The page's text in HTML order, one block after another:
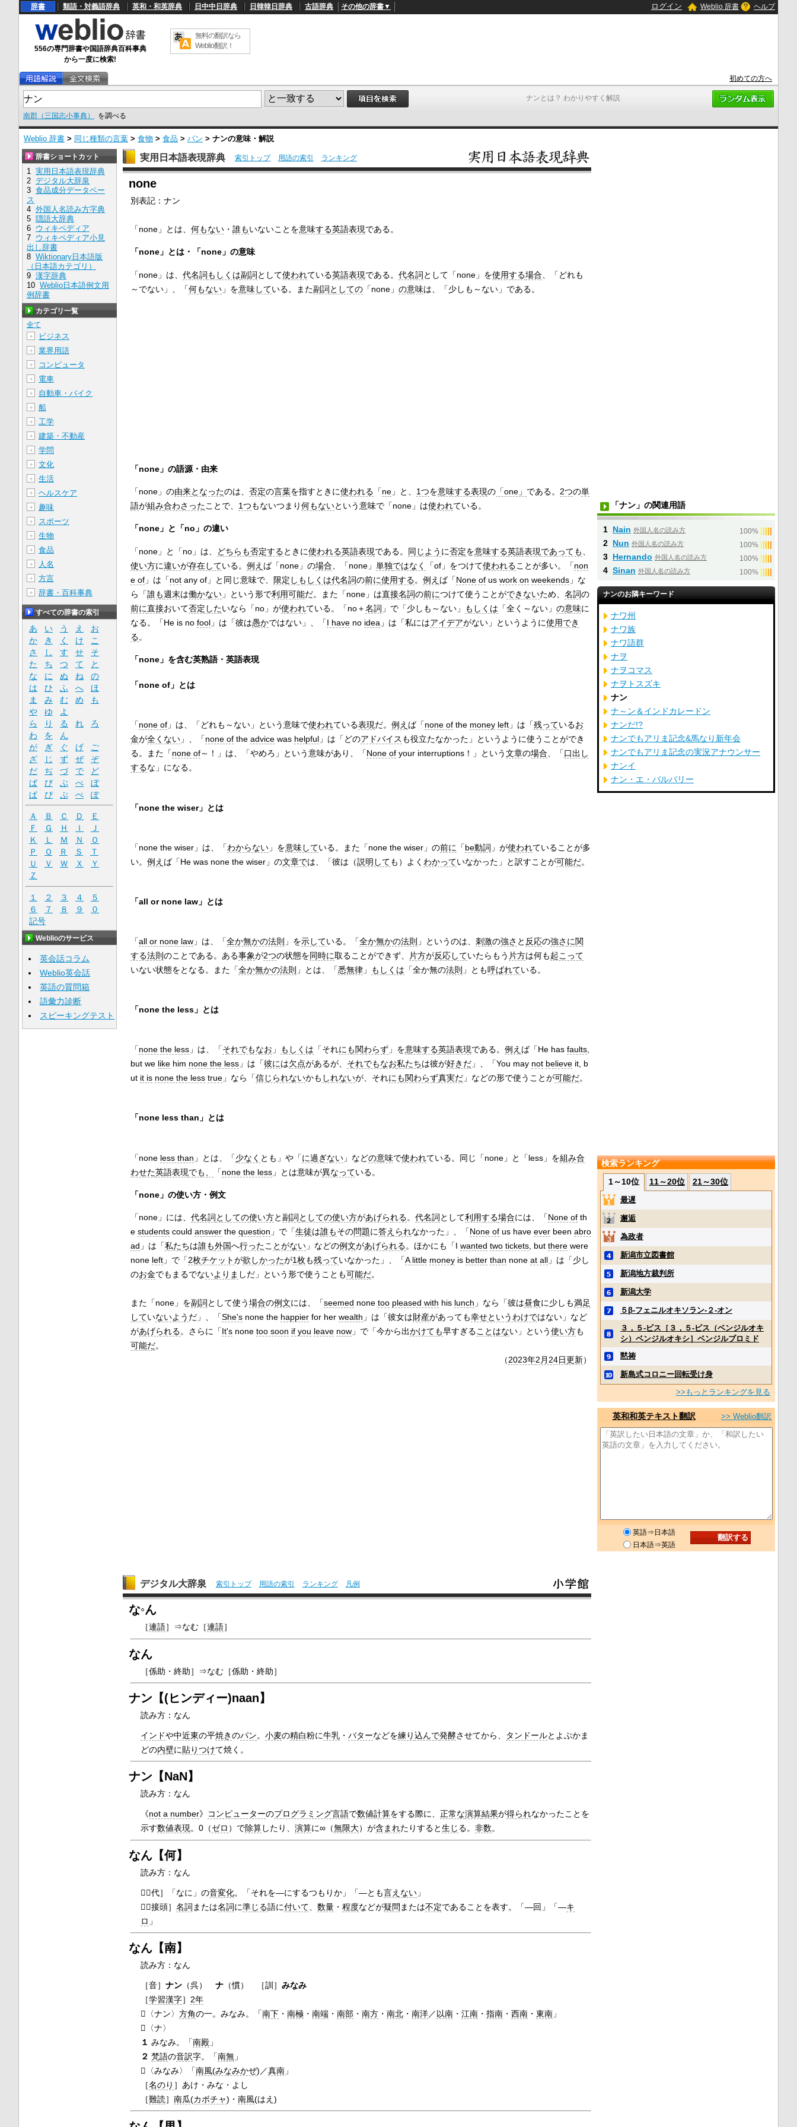
ナンとは？ わかりやすく解説
辞書 類語・対義語辞典 英和・和英辞典 日中中日辞典 日韓韓日辞典 古語辞典 その他の辞書▼ ログイン Weblio 辞書 ヘルプ
556の専門辞書や国語辞典百科事典
から一度に検索!
無料の翻訳なら
Weblio翻訳！
初めての方へ
南郡（三国志小事典） を調べる
Weblio 辞書 > 同じ種類の言葉 > 食物 > 食品 > パン > ナンの意味・解説
U
/
L
:
5
%
実用日本語表現辞典 索引トップ 用語の索引 ランキング
none
別表記： ナン
「none」とは、 何もない・ 誰もいないことを意味する英語表現である。
「none」とは・「none」の意味
「none」は、 代名詞もしくは副詞として使われている英語表現である。 代名詞として「none」を使用する場合 、「どれも
～でない」、「何もない」を意味している。また副詞としての「none」 の意味は、「少しも～ない」である。
「none」の語源・由来
「none」の由来となったのは、 否定の言葉を指すときに使われる 「ne」と、 1つを意味する表現の「one」 である。 2つの単
語が組み合わさったことで、 1つもないつまり何もないという意味で「none」は使われている。
「none」と「no」の違い
「none」と「no」は、 どちらも否定するときに使われる英語表現である。 同じよう に否定を意味する英語表現であっても
使い方に違いが存在している。 例え ば「none」の場合 、「none」 単独ではなく 「of」をつけて使われることが多い。「non
e of」は「notany of」と同じ意味で、 限定し もしくは代名詞の前に使用する。 例え ば「None ofus work on weekends」な
ら「誰も週末は働かない」という形で利用可能だ。また「none」は直接名詞の前につけて使うことができないため、 名詞の
前に直接おいて否定したいなら「no」が使われている。「no＋名詞 」で「少しも～ない」 もしくは 「全く～ない」 の意味に
なる。「He is no fool」は「彼は愚かではない」、「I haveno idea 」は「私にはアイデアがない」というように使用でき
る。
「none」を含む英熟語・英語表現
「none of」とは
「none of」は、「どれも～ない」という意味で使われている表現だ。 例え ば「none ofthe money left」は「残っているお
金が全くない」、「none ofthe advicewas helpful」は「どのアドバイス も役立たなかった」というように使うことができ
る。また「none of～！」は、「やめろ」という意味があり、「None ofyour interruptions！」という文章の場合、「口出し
するな」になる。
「none the wiser」とは
「none the wiser」は、「わからない」を意味している。また「none the wiser」の前に 「be動詞 」が使われていることが多
い。 例え ば「He was none the wiser」の文章では、「彼は（説明しても）よく わかっていなかった」と訳すことが可能だ。
「all or none law」とは
「all or none law」は、「全か無かの法則 」を示している。「全か無かの法則 」というのは、 刺激の強さ と 反応の強さ に関
する法則 のことである。ある事象が2つの状態を同時に取ることができず、 片方が反応していたらもう 片方は何も起こって
いない状態をとなる。また「全か無かの法則 」とは、「悉無律」 もしくは 「全か無の法則 」とも呼ばれている。
「none the less」とは
「none the less」は、「それでもなお 」 もしくは 「それにも関わらず」を意味する英語表現である。 例え ば「He has faults,
but we likehim none the less」は「彼には欠点があるが、 それでもなお私たちは彼が好きだ」、「You may not believeit, b
ut it is none the less true」なら「信じられないかも しれないが、それにも関わらず真実だ」などの形で使うことが可能だ。
「none less than」とは
「none less than 」とは、「少なく とも」や「に過ぎない」などの意味で使われている。同じ「none」と「less」を組み合
わせた英語表現でも、 「none the less」とは意味が異なっている。
「none」の使い方・例文
「none」には、 代名詞としての使い方と副詞としての使い方があげられる。 代名詞として利用する場合には、「None ofth
e studentscould answerthe question 」で「生徒は誰もその問題に答えられなかった」、「None ofus have everbeen abro
ad 」は「私たちは誰も外国へ行ったこ とがない」などの例文があげられる。ほかにも「I wanted two tickets, but therewere
none left」で「2枚チケットが欲しかったが1枚も残っていなかった」、「A little moneyis better than none at all」は「少し
のお金でもまるでないよりま しだ」という形で使うことも可能だ。
また「none」を副詞として使う場合の例文には、「seemed none too pleased with his lunch 」なら「彼は昼食に少しも満足
していないよう だ」、「She'snone the happierfor her wealth 」は「彼女は財産があっても幸せというわけではない」など
があげられる。さらに「It'snone too soon if you leave now」で「今から出かけても早すぎることはない」という使い方も
可能だ。
（2023年2月24日更新）
デジタル大辞泉 索引トップ 用語の索引 ランキング 凡例
な◦ん
［連語］ ⇒なむ ［連語］
なん
［係助・終助］ ⇒なむ ［係助・終助］
ナン【(ヒンディー)naan】
読み方：なん
インドや中近東の平焼きのパン。小麦の精白粉に牛乳 ・バターなどを練り込んで発酵させてから、 タンドールとよぶかま
どの内壁に貼りつけて焼く。
ナン【NaN】
読み方：なん
《not a number》 コンピューターのプログラミング言語で数値計算をする際に、正常な演算結果が得られなかったことを
示す数値表現。0（ゼロ ）で除算したり、演算に∞（無限大）が含まれたりすると生じる。非数。
なん【何】
読み方：なん
［代］ 「なに」の音変化。「それを―にするつもりか」「―とも言えない 」
［接頭］名詞 または名詞に準じる語に付いて 、数量 ・程度などが疑問 または不定であることを表す。「―回」「―キ
ロ 」
なん【南】
読み方：なん
［音］ナン （呉）ナ （慣） ［訓］みなみ
［学習漢字］ 2年
〈ナン〉方角の一。みなみ。「南下 ・南極 ・南端 ・南部 ・南方 ・南北 ・南洋／ 以南 ・江南 ・指南 ・西南 ・東南 」
〈ナ〉
１ みなみ。「南殿 」
２ 梵語の音訳字。「南無 」
〈みなみ〉「南風(みなみかぜ)／真南 」
［名のり ］あけ・みな・よし
［難読］南瓜(カボチャ)・南風(はえ)
辞書ショートカット
1 実用日本語表現辞典
2 デジタル大辞泉
3 食品成分データベー
ス
4 外国人名読み方字典
5 隠語大辞典
6 ウィキペディア
7 ウィキペディア小見
出し辞書
8 Wiktionary日本語版
（日本語カテゴリ）
9 漢字辞典
10 Weblio日本語例文用
例辞書
カテゴリ一覧
全て
＋
ビジネス
＋ 業界用語
＋ コンピュータ
＋ 電車
＋ 自動車・バイク
＋ 船
＋ 工学
＋ 建築・不動産
＋ 学問
＋ 文化
＋ 生活
＋ ヘルスケア
＋ 趣味
＋ スポーツ
＋ 生物
＋ 食品
＋ 人名
＋ 方言
＋ 辞書・百科事典
すべての辞書の索引
あ い う え
お
か
き く け
こ
さ
し す せ
そ
た
ち つ て
と
な
に ぬ ね
の
は
ひ ふ へ
ほ
ま
み む め
も
や
ゆ
よ
ら
り る れ
ろ
わ
を
ん
が
ぎ ぐ げ
ご
ざ
じ ず ぜ
ぞ
だ
ぢ づ で
ど
ば
び ぶ べ
ぼ
ぱ
ぴ ぷ ぺ ぽ
Ａ Ｂ Ｃ Ｄ
Ｅ
Ｆ
Ｇ Ｈ Ｉ
Ｊ
Ｋ
Ｌ Ｍ Ｎ
Ｏ
Ｐ
Ｑ Ｒ Ｓ
Ｔ
Ｕ
Ｖ Ｗ Ｘ
Ｙ
Ｚ
１ ２ ３ ４
５
６
７ ８ ９
０
記号
Weblioのサービス
英会話コラム
Weblio英会話
英語の質問箱
語彙力診断
スピーキングテスト
「ナン」の関連用語
1 Nain 外国人名の読み方 100%
2 Nun 外国人名の読み方 100%
3 Hernando 外国人名の読み方 100%
4 Sinan 外国人名の読み方 100%
ナンのお隣キーワード
ナワ州
ナワ族
ナワ語群
ナヲ
ナヲコマス
ナヲトスズキ
ナン
ナ～ン＆インドカレードン
ナンだ!?
ナンでもアリま記念&馬なり新年会
ナンでもアリま記念の実況アナウンサー
ナンイ
ナン・エ・バルバリー
検索ランキング
1～10位
11～20位 21～30位
最遅
邂逅
為政者
新潟市立図書館
新潟地方裁判所
新潟大学
５β‐フェニルオキソラン‐２‐オン
３，５‐ビス［３，５‐ビス（ベンジルオキ
シ）ベンジルオキシ］ベンジルブロミド
黙祷
新島式コロニー回転受け身
>>もっとランキングを見る
英和和英テキスト翻訳 >> Weblio翻訳
英語⇒日本語
日本語⇒英語